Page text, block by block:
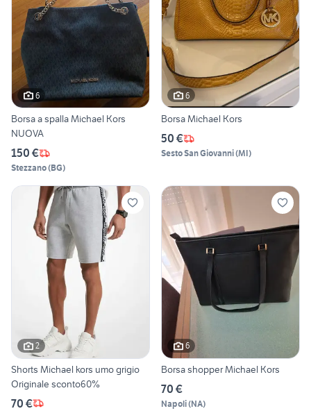
6
Borsa a spalla Michael Kors
NUOVA
150 €
Stezzano(BG)
6
Borsa Michael Kors
50 €
Sesto San Giovanni(MI)
2
Shorts Michael kors umo grigio
Originale sconto60%
70 €
6
Borsa shopper Michael Kors
70 €
Napoli(NA)